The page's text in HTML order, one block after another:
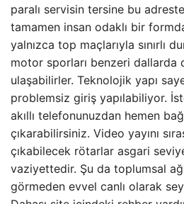
paralı servisin tersine bu
tamamen insan odaklı bir
yalnızca top maçlarıyla sınırlı
motor sporları benzeri dallarda
ulaşabilirler. Teknolojik yapı
problemsiz giriş yapılabiliyor.
akıllı telefonunuzdan hemen
çıkarabilirsiniz. Video yayını
çıkabilecek rötarlar asgari
vaziyettedir. Şu da toplumsal
görmeden evvel canlı olarak